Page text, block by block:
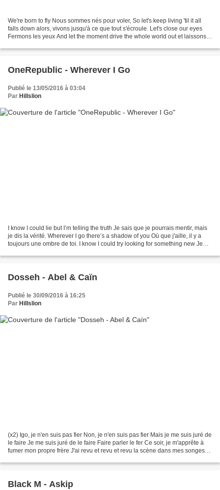
We're born to fly Nous sommes nés pour voler, So let's keep living 'til it all
falls down alors, vivons jusqu'à ce que tout s'écroule. Let's close our eyes
Fermons les yeux And let the moment drive the whole world out et laissons
OneRepublic - Wherever I Go
Publié le 13/05/2016 à 03:04
Par Hillslion
I know I could lie but I’m telling the truth Je sais que je pourrais mentir, mais
je dis la vérité. Wherever I go there’s a shadow of you Où que j'aille, il y a
toujours une ombre de toi. I know I could try looking for something new Je
Dosseh - Abel & Caïn
Publié le 30/09/2016 à 16:25
Par Hillslion
(x2) Igo, je n'en suis pas fier Non, je n'en suis pas fier Mais je me suis juré de
le faire Je me suis juré de le faire Faire parler le fer Ce soir, je m'apprête à
fumer mon propre frère J'ai revu et revu et revu la scène dans mes songes
Black M - Askip